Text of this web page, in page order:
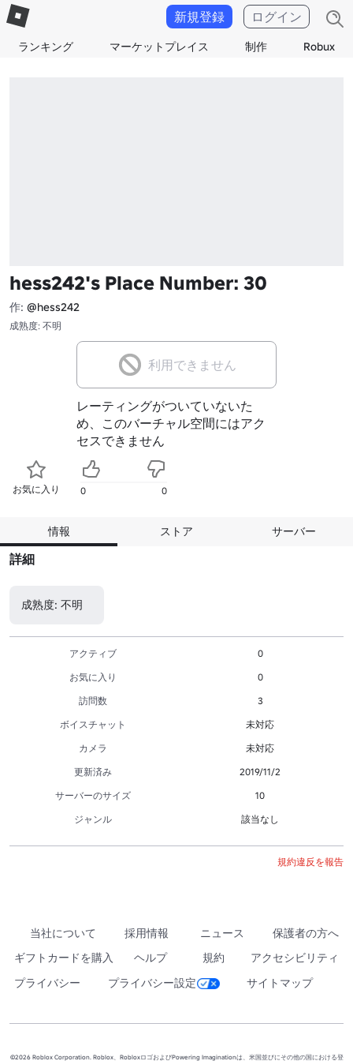
ランキング マーケットプレイス 制作 Robux
新規登録 ログイン
hess242's Place Number: 30
作: @hess242
成熟度: 不明
利用できません
レーティングがついていないた
め、このバーチャル空間にはアク
セスできません
お気に入り 0 0
情報 ストア サーバー
詳細
成熟度: 不明
アクティブ
0
お気に入り
0
訪問数
3
ボイスチャット
未対応
カメラ
未対応
更新済み
2019/11/2
サーバーのサイズ
10
ジャンル
該当なし
規約違反を報告
当社について 採用情報 ニュース
保護者の方へ
ギフトカードを購入
ヘルプ 規約
アクセシビリティ
プライバシー
プライバシー設定 サイトマップ
©2026 Roblox Corporation. Roblox、RobloxロゴおよびPowering Imaginationは、米国並びにその他の国における登